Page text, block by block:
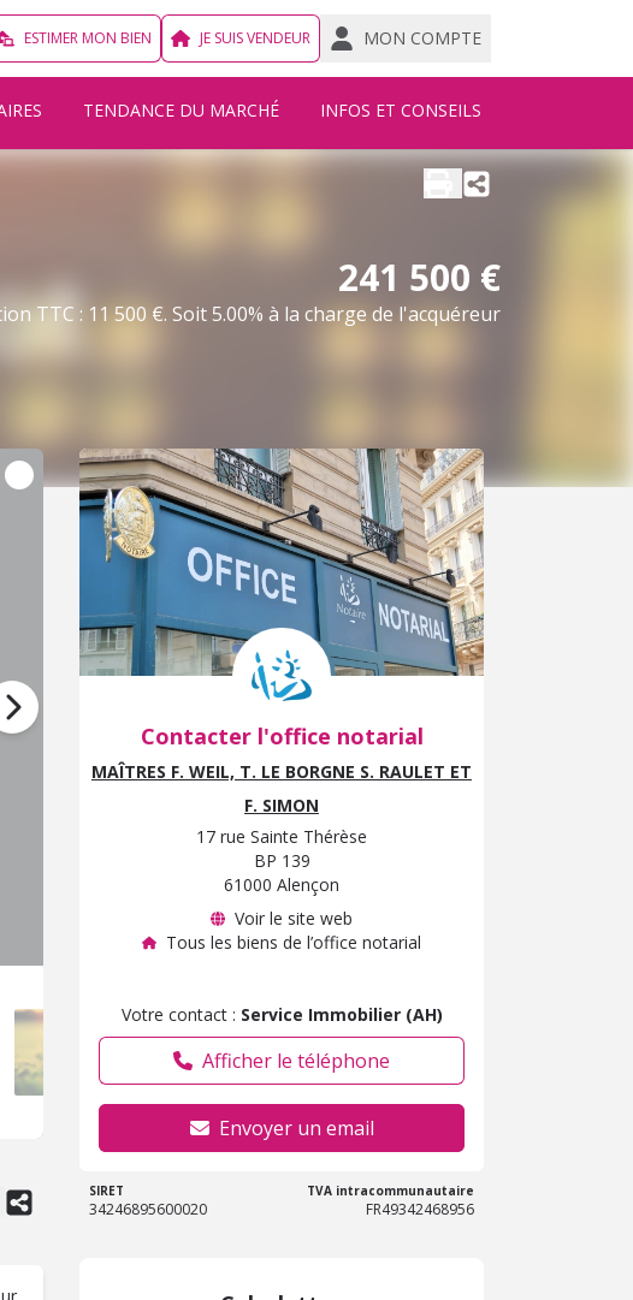
ESTIMER MON BIEN JE SUIS VENDEUR MON COMPTE
TENDANCE DU MARCHÉ INFOS ET CONSEILS
241 500 €
TTC : 11 500 €. Soit 5.00% à la charge de l'acquéreur
Contacter l'office notarial
MAÎTRES F. WEIL, T. LE BORGNE S. RAULET ET
F. SIMON
17 rue Sainte Thérèse
BP 139
61000 Alençon
Voir le site web
Tous les biens de l’office notarial
Votre contact : Service Immobilier (AH)
Afficher le téléphone
Envoyer un email
SIRET
34246895600020
TVA intracommunautaire
FR49342468956